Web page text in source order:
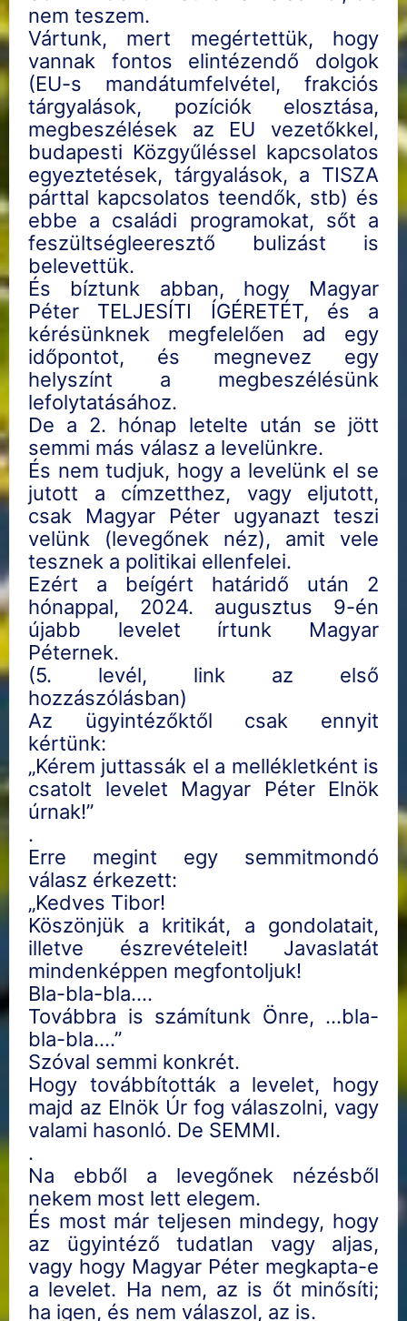
nem teszem.
Vártunk, mert megértettük, hogy
vannak fontos elintézendő dolgok
(EU-s mandátumfelvétel, frakciós
tárgyalások, pozíciók elosztása,
megbeszélések az EU vezetőkkel,
budapesti Közgyűléssel kapcsolatos
egyeztetések, tárgyalások, a TISZA
párttal kapcsolatos teendők, stb) és
ebbe a családi programokat, sőt a
feszültségleeresztő bulizást is
belevettük.
És bíztunk abban, hogy Magyar
Péter TELJESÍTI ÍGÉRETÉT, és a
kérésünknek megfelelően ad egy
időpontot, és megnevez egy
helyszínt a megbeszélésünk
lefolytatásához.
De a 2. hónap letelte után se jött
semmi más válasz a levelünkre.
És nem tudjuk, hogy a levelünk el se
jutott a címzetthez, vagy eljutott,
csak Magyar Péter ugyanazt teszi
velünk (levegőnek néz), amit vele
tesznek a politikai ellenfelei.
Ezért a beígért határidő után 2
hónappal, 2024. augusztus 9-én
újabb levelet írtunk Magyar
Péternek.
(5. levél, link az első
hozzászólásban)
Az ügyintézőktől csak ennyit
kértünk:
„Kérem juttassák el a mellékletként is
csatolt levelet Magyar Péter Elnök
úrnak!”
.
Erre megint egy semmitmondó
válasz érkezett:
„Kedves Tibor!
Köszönjük a kritikát, a gondolatait,
illetve észrevételeit! Javaslatát
mindenképpen megfontoljuk!
Bla-bla-bla….
Továbbra is számítunk Önre, …bla-
bla-bla….”
Szóval semmi konkrét.
Hogy továbbították a levelet, hogy
majd az Elnök Úr fog válaszolni, vagy
valami hasonló. De SEMMI.
.
Na ebből a levegőnek nézésből
nekem most lett elegem.
És most már teljesen mindegy, hogy
az ügyintéző tudatlan vagy aljas,
vagy hogy Magyar Péter megkapta-e
a levelet. Ha nem, az is őt minősíti;
ha igen, és nem válaszol, az is.